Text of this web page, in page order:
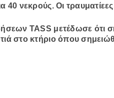
40 νεκρούς. Οι
TASS μετέδωσε ότι
στο κτήριο όπου